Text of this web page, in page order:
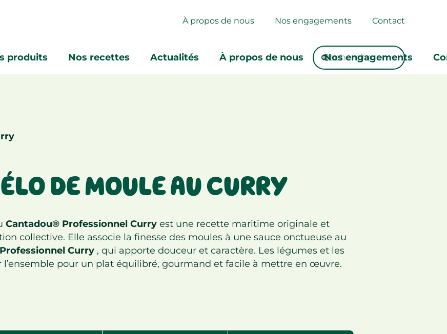
À propos de nous Nos engagements Contact
produits Nos recettes Actualités À propos de nous Nos engagements
DE MOULE AU CURRY
Cantadou® Professionnel Curryest une recette maritime originale et
collective. Elle associe la finesse des moules à une sauce onctueuse au
Curry, qui apporte douceur et caractère. Les légumes et les
pour un plat équilibré, gourmand et facile à mettre en œuvre.